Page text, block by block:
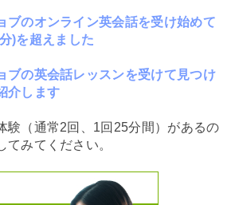
ブのオンライン英会話を受け始めて
)を超えました
ブの英会話レッスンを受けて見つけ
介します
験（通常2回、1回25分間）があるの
てみてください。